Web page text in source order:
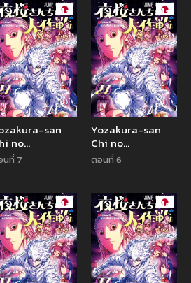
Manga
san
no
นที่ 7
Manga
Yozakura-san
Chi no
Daisakusen
ตอนที่ 6
Manga Manga